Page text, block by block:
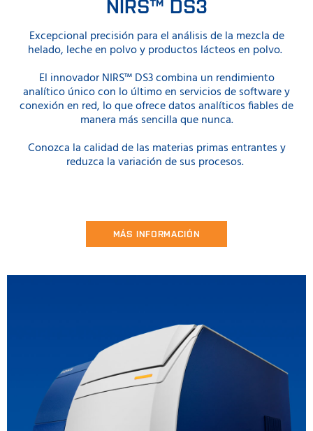
Excepcional precisión para el análisis de la mezcla de
helado, leche en polvo y productos lácteos en polvo.
El innovador NIRS™ DS3 combina un rendimiento
analítico único con lo último en servicios de software y
conexión en red, lo que ofrece datos analíticos fiables de
manera más sencilla que nunca.
Conozca la calidad de las materias primas entrantes y
reduzca la variación de sus procesos.
MÁS INFORMACIÓN